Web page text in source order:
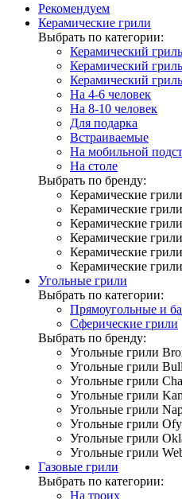
Рекомендуем
Керамические грили
Выбрать по категории:
Керамический
Керамический
Керамический
На 4-6 человек
На 8-10 человек
Для подарка
Встраиваемые
На мобильной
На столе
Выбрать по бренду:
Керамические
Керамические
Керамические
Керамические
Керамические
Керамические
Угольные грили
Выбрать по категории:
Прямоугольные и
Сферические грили
Выбрать по бренду:
Угольные грили
Угольные грили Bull
Угольные грили
Угольные грили
Угольные грили
Угольные грили
Угольные грили
Угольные грили
Газовые грили
Выбрать по категории:
На троих